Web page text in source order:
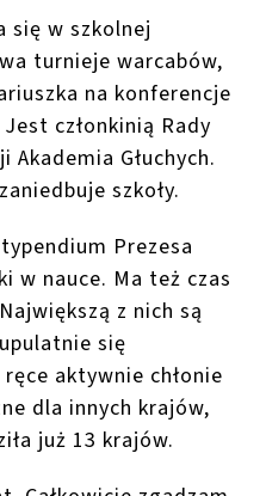
się w szkolnej
turnieje warcabów,
na konferencje
członkinią Rady
Akademia Głuchych.
szkoły.
Prezesa
w nauce. Ma też czas
z nich są
się
aktywnie chłonie
dla innych krajów,
już 13 krajów.